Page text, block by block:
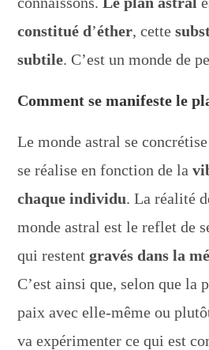
constitué d’éther, cette
subtile. C’est un monde de
Comment se manifeste le
Le monde astral se
se réalise en fonction de la
chaque individu. La réalité
monde astral est le reflet de
qui restentgravés dans la
C’est ainsi que, selon que la
paix avec elle-même ou
va expérimenter ce qui est